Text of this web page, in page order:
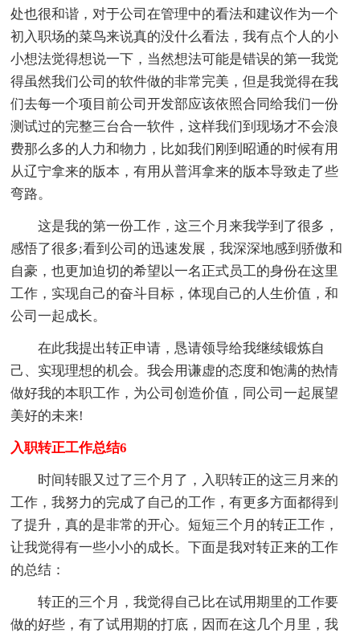
处也很和谐，对于公司在管理中的看法和建议作为一个
初入职场的菜鸟来说真的没什么看法，我有点个人的小
小想法觉得想说一下，当然想法可能是错误的第一我觉
得虽然我们公司的软件做的非常完美，但是我觉得在我
们去每一个项目前公司开发部应该依照合同给我们一份
测试过的完整三台合一软件，这样我们到现场才不会浪
费那么多的人力和物力，比如我们刚到昭通的时候有用
从辽宁拿来的版本，有用从普洱拿来的版本导致走了些
弯路。
这是我的第一份工作，这三个月来我学到了很多，
感悟了很多;看到公司的迅速发展，我深深地感到骄傲和
自豪，也更加迫切的希望以一名正式员工的身份在这里
工作，实现自己的奋斗目标，体现自己的人生价值，和
公司一起成长。
在此我提出转正申请，恳请领导给我继续锻炼自
己、实现理想的机会。我会用谦虚的态度和饱满的热情
做好我的本职工作，为公司创造价值，同公司一起展望
美好的未来!
入职转正工作总结6
时间转眼又过了三个月了，入职转正的这三月来的
工作，我努力的完成了自己的工作，有更多方面都得到
了提升，真的是非常的开心。短短三个月的转正工作，
让我觉得有一些小小的成长。下面是我对转正来的工作
的总结：
转正的三个月，我觉得自己比在试用期里的工作要
做的好些，有了试用期的打底，因而在这几个月里，我